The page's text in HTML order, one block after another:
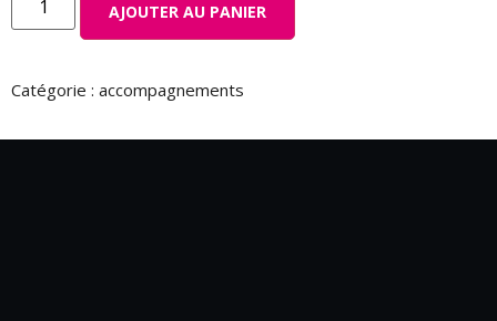
AJOUTER AU PANIER
Catégorie : accompagnements